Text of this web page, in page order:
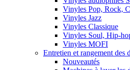
Vinyles Pop, Rock,
Vinyles Jazz
Vinyles Classique
Vinyles Soul, Hip-
Vinyles MOFI
Entretien et rangement des
Nouveautés